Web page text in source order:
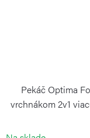
Pekáč Optima
vrchnákom 2v1